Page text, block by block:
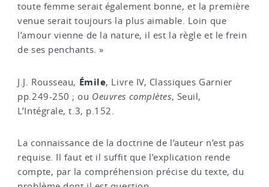
toute femme serait également bonne, et la première
venue serait toujours la plus aimable. Loin que
l’amour vienne de la nature, il est la règle et le frein
de ses penchants. »
J.J. Rousseau, Émile, Livre IV, Classiques Garnier
pp.249-250 ; ou Oeuvres complètes, Seuil,
L’Intégrale, t.3, p.152.
La connaissance de la doctrine de l’auteur n’est pas
requise. Il faut et il suffit que l’explication rende
compte, par la compréhension précise du texte, du